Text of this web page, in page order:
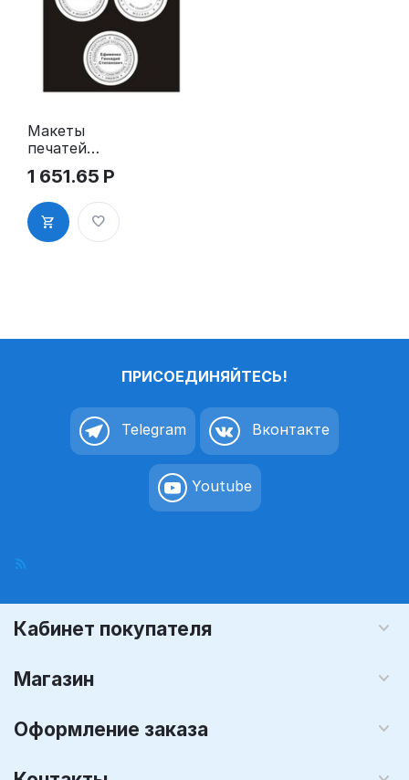
Макеты
печатей
ООО, ИП,
самозаняты
х (под
фотополиме
р, в Corel X3
1 651.65 Р
ПРИСОЕДИНЯЙТЕСЬ!
Telegram Вконтакте
Youtube
Кабинет покупателя
Магазин
Оформление заказа